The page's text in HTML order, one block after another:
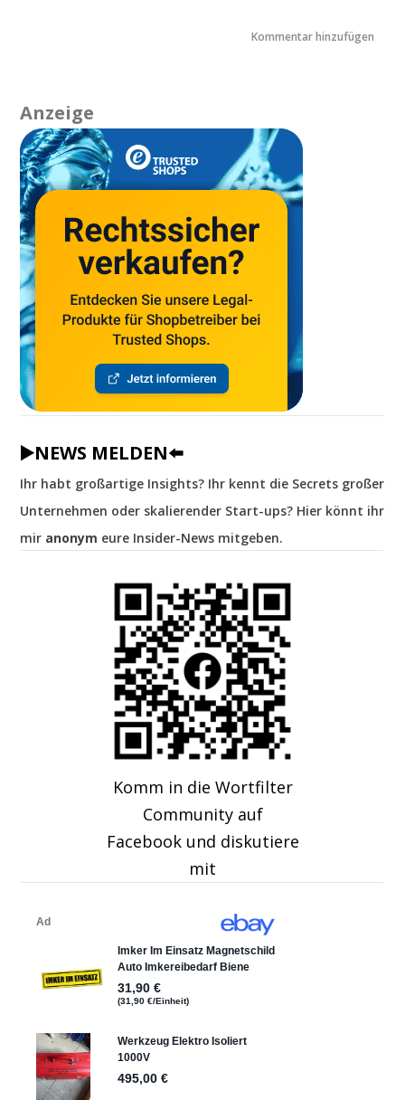
Anzeige
▶️NEWS MELDEN⬅️
Ihr habt großartige Insights? Ihr kennt die Secrets großer
Unternehmen oder skalierender Start-ups? Hier könnt ihr
mir anonym eure Insider-News mitgeben.
Komm in die Wortfilter
Community auf
Facebook und diskutiere
mit